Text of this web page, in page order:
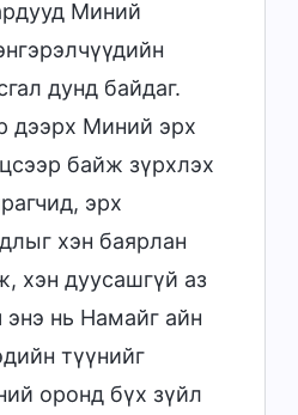
Миний
дунд байдаг.
дээрх Миний эрх
байж зүрхлэх
эрх
хэн баярлан
хэн дуусашгүй аз
энэ нь Намайг айн
түүнийг
оронд бүх зүйл